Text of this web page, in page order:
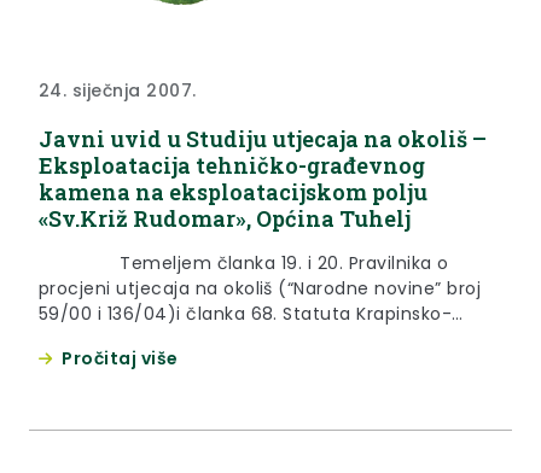
24. siječnja 2007.
Javni uvid u Studiju utjecaja na okoliš –
Eksploatacija tehničko-građevnog
kamena na eksploatacijskom polju
«Sv.Križ Rudomar», Općina Tuhelj
Temeljem članka 19. i 20. Pravilnika o
procjeni utjecaja na okoliš (“Narodne novine” broj
59/00 i 136/04)i članka 68. Statuta Krapinsko-
zagorske županije” broj 13/01), objavljuje se
Pročitaj više